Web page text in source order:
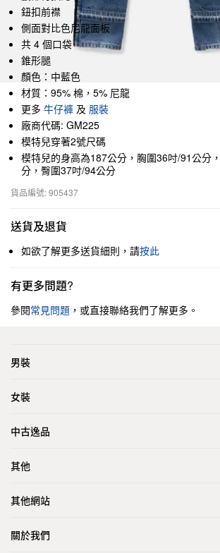
鈕扣前襟
側面對比色尼龍面板
共 4 個口袋
錐形腿
顏色：中藍色
材質：95% 棉，5% 尼龍
更多 牛仔褲 及 服裝
廠商代碼: GM225
模特兒穿著2號尺碼
模特兒的身高為187公分，胸圍36吋/91公分
分，臀圍37吋/94公分
貨品編號: 905437
送貨及退貨
如欲了解更多送貨細則，請按此
有更多問題?
參閱常見問題 ，或直接聯絡我們了解更多。
男裝
女裝
中古逸品
其他
其他網站
關於我們